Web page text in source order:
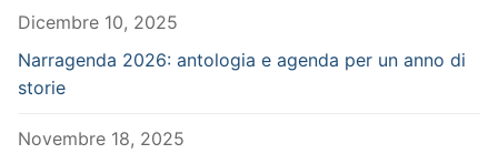
Dicembre 10, 2025
Narragenda 2026: antologia e agenda per un anno di
storie
Novembre 18, 2025